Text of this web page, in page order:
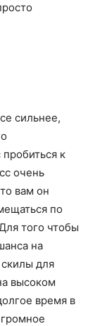
сильнее,
к
очень
вам он
по
того чтобы
на
для
высоком
время в